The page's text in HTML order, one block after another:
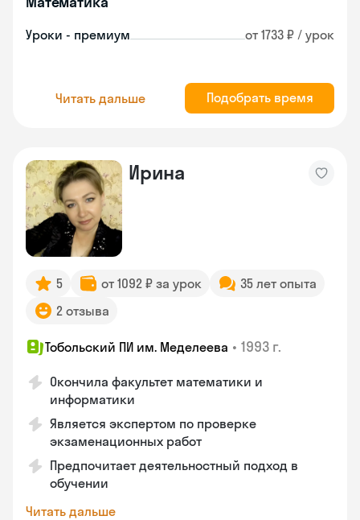
Уроки - премиум от 1733 ₽ / урок
Читать дальше Подобрать время
Ирина
5 от 1092 ₽ за урок
35 лет опыта
2 отзыва
Тобольский ПИ им. Меделеева • 1993 г.
Окончила факультет математики и
информатики
Является экспертом по проверке
экзаменационных работ
Предпочитает деятельностный подход в
обучении
Читать дальше